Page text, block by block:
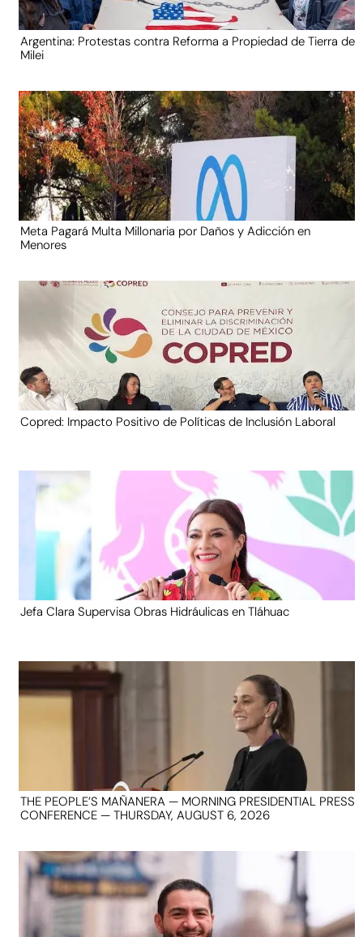
Argentina: Protestas contra Reforma a Propiedad de Tierra de
Milei
Meta Pagará Multa Millonaria por Daños y Adicción en
Menores
Copred: Impacto Positivo de Políticas de Inclusión Laboral
Jefa Clara Supervisa Obras Hidráulicas en Tláhuac
THE PEOPLE’S MAÑANERA — MORNING PRESIDENTIAL PRESS
CONFERENCE — THURSDAY, AUGUST 6, 2026